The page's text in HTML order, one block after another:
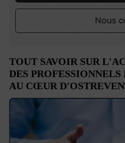
Nous
TOUT SAVOIR SUR
DES PROFESSIONNELS
AU CŒUR